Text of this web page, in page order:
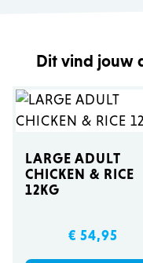
Dit vind jouw
LARGE ADULT
CHICKEN & RICE
12KG
€ 54,95